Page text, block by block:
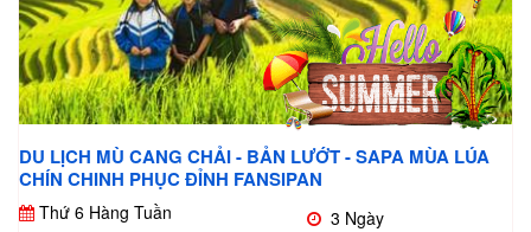
DU LỊCH MÙ CANG CHẢI - BẢN LƯỚT - SAPA MÙA LÚA
CHÍN CHINH PHỤC ĐỈNH FANSIPAN
Thứ 6 Hàng Tuần
3 Ngày